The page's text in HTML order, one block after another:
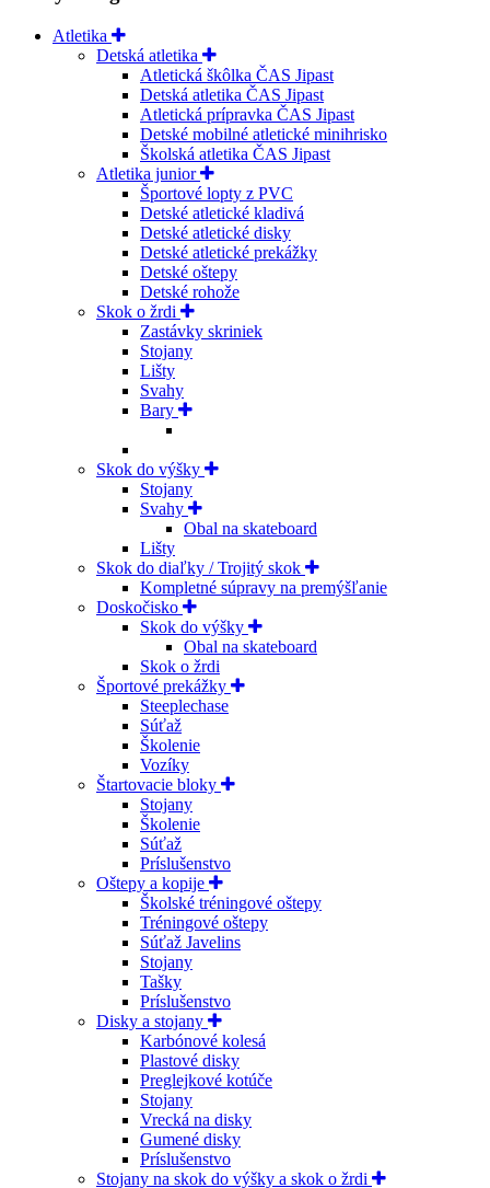
Atletika
Detská atletika
Atletická škôlka ČAS Jipast
Detská atletika ČAS Jipast
Atletická prípravka ČAS Jipast
Detské mobilné atletické minihrisko
Školská atletika ČAS Jipast
Atletika junior
Športové lopty z PVC
Detské atletické kladivá
Detské atletické disky
Detské atletické prekážky
Detské oštepy
Detské rohože
Skok o žrdi
Zastávky skriniek
Stojany
Lišty
Svahy
Bary
Skok do výšky
Stojany
Svahy
Obal na skateboard
Lišty
Skok do diaľky / Trojitý skok
Kompletné súpravy na premýšľanie
Doskočisko
Skok do výšky
Obal na skateboard
Skok o žrdi
Športové prekážky
Steeplechase
Súťaž
Školenie
Vozíky
Štartovacie bloky
Stojany
Školenie
Súťaž
Príslušenstvo
Oštepy a kopije
Školské tréningové oštepy
Tréningové oštepy
Súťaž Javelins
Stojany
Tašky
Príslušenstvo
Disky a stojany
Karbónové kolesá
Plastové disky
Preglejkové kotúče
Stojany
Vrecká na disky
Gumené disky
Príslušenstvo
Stojany na skok do výšky a skok o žrdi